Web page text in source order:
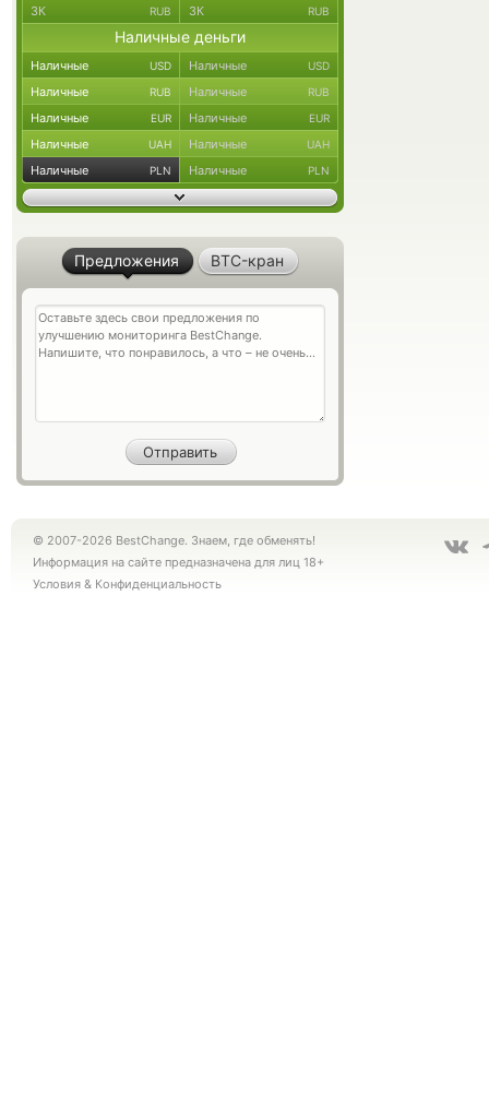
ЗК RUB ЗК RUB
Наличные деньги
Наличные USD Наличные USD
Наличные RUB Наличные RUB
Наличные EUR Наличные EUR
Наличные UAH Наличные UAH
Наличные PLN Наличные PLN
Предложения BTC-кран
© 2007-2026 BestChange. Знаем, где обменять!
Информация на сайте предназначена для лиц 18+
Условия & Конфиденциальность